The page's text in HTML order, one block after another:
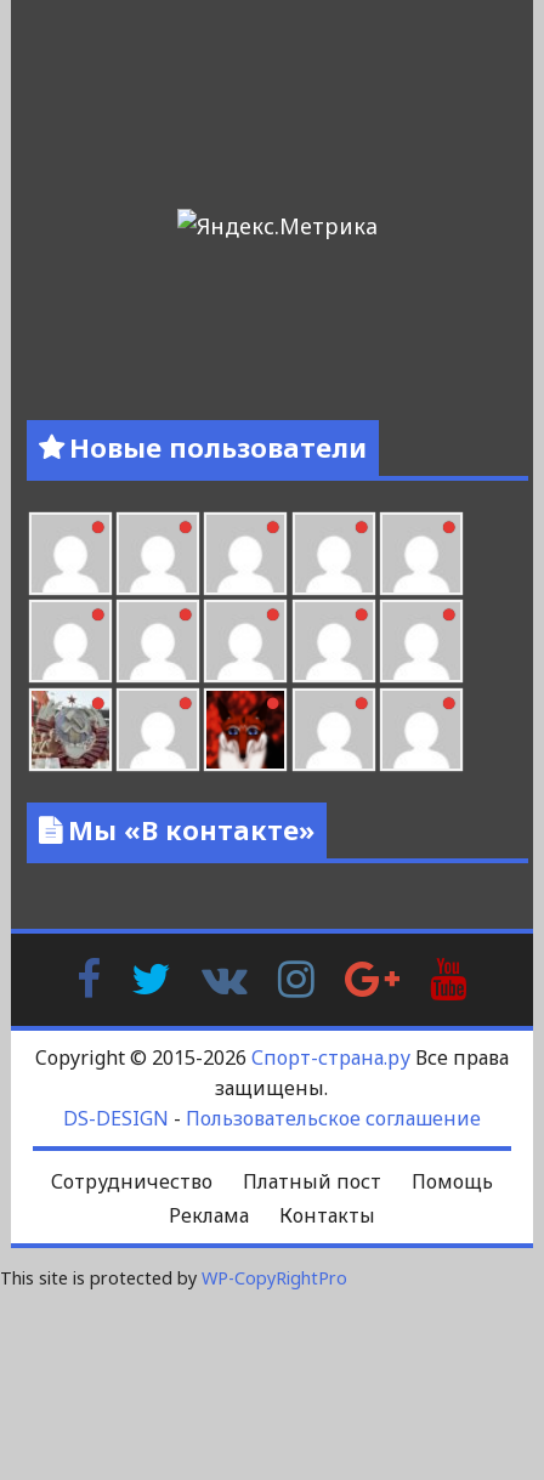
Новые пользователи
Мы «В контакте»
FacebookTwitter
Контакте
InstagramGoogle
Plus
Copyright © 2015-2026 Спорт-страна.руВсе права
защищены.
DS-DESIGN - Пользовательское соглашение
Сотрудничество Платный пост
Помощь
Реклама
Контакты
This site is protected by WP-CopyRightPro